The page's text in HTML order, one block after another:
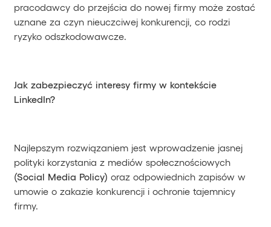
pracodawcy do przejścia do nowej firmy może zostać
uznane za czyn nieuczciwej konkurencji, co rodzi
ryzyko odszkodowawcze.
Jak zabezpieczyć interesy firmy w kontekście
LinkedIn?
Najlepszym rozwiązaniem jest wprowadzenie jasnej
polityki korzystania z mediów społecznościowych
(Social Media Policy) oraz odpowiednich zapisów w
umowie o zakazie konkurencji i ochronie tajemnicy
firmy.